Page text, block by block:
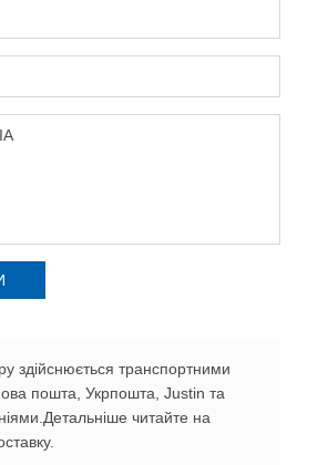
здійснюється транспортними
пошта, Укрпошта, Justin та
читайте на